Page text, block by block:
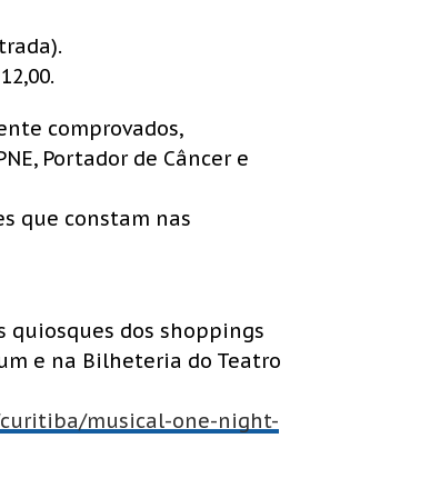
comprovados,
Portador de Câncer e
que constam nas
quiosques dos shoppings
e na Bilheteria do Teatro
curitiba/musical-one-night-